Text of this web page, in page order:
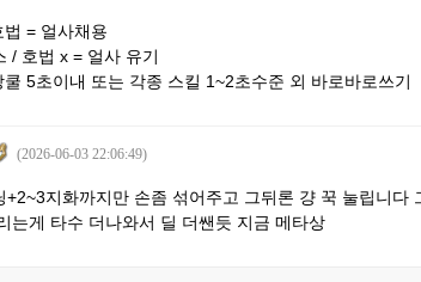
법 = 얼사채용
/ 호법 x = 얼사 유기
쿨 5초이내 또는 각종 스킬 1~2초수준 외 바로바로쓰기
(2026-06-03 22:06:49)
+2~3지화까지만 손좀 섞어주고 그뒤론 걍 꾹 눌립니다
는게 타수 더나와서 딜 더쌘듯 지금 메타상